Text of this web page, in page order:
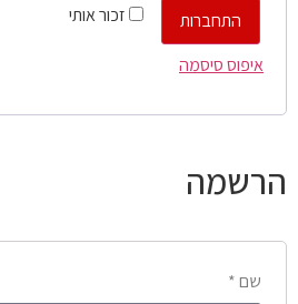
זכור אותי
התחברות
איפוס סיסמה
הרשמה
שם *